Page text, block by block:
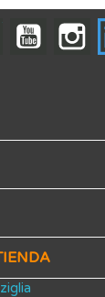
Twitter YouTube